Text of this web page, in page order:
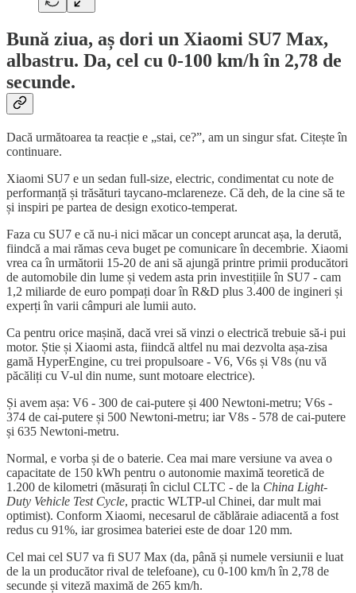
Bună ziua, aș dori un Xiaomi SU7 Max,
albastru. Da, cel cu 0-100 km/h în 2,78 de
secunde.
Dacă următoarea ta reacție e „stai, ce?”, am un singur sfat. Citește în
continuare.
Xiaomi SU7 e un sedan full-size, electric, condimentat cu note de
performanță și trăsături taycano-mclareneze. Că deh, de la cine să te
și inspiri pe partea de design exotico-temperat.
Faza cu SU7 e că nu-i nici măcar un concept aruncat așa, la derută,
fiindcă a mai rămas ceva buget pe comunicare în decembrie. Xiaomi
vrea ca în următorii 15-20 de ani să ajungă printre primii producători
de automobile din lume și vedem asta prin investițiile în SU7 - cam
1,2 miliarde de euro pompați doar în R&D plus 3.400 de ingineri și
experți în varii câmpuri ale lumii auto.
Ca pentru orice mașină, dacă vrei să vinzi o electrică trebuie să-i pui
motor. Știe și Xiaomi asta, fiindcă altfel nu mai dezvolta așa-zisa
gamă HyperEngine, cu trei propulsoare - V6, V6s și V8s (nu vă
păcăliți cu V-ul din nume, sunt motoare electrice).
Și avem așa: V6 - 300 de cai-putere și 400 Newtoni-metru; V6s -
374 de cai-putere și 500 Newtoni-metru; iar V8s - 578 de cai-putere
și 635 Newtoni-metru.
Normal, e vorba și de o baterie. Cea mai mare versiune va avea o
capacitate de 150 kWh pentru o autonomie maximă teoretică de
1.200 de kilometri (măsurați în ciclul CLTC - de la China Light-
Duty Vehicle Test Cycle, practic WLTP-ul Chinei, dar mult mai
optimist). Conform Xiaomi, necesarul de căblăraie adiacentă a fost
redus cu 91%, iar grosimea bateriei este de doar 120 mm.
Cel mai cel SU7 va fi SU7 Max (da, până și numele versiunii e luat
de la un producător rival de telefoane), cu 0-100 km/h în 2,78 de
secunde și viteză maximă de 265 km/h.